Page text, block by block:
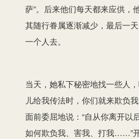
萨”。后来他们每天都来应供，
其随行眷属逐渐减少，最后一
一个人去。
当天，她私下秘密地找一些人
儿给我传法时，你们就来欺负
面前委屈地说：“自从你离开以
如何欺负我、害我、打我……”